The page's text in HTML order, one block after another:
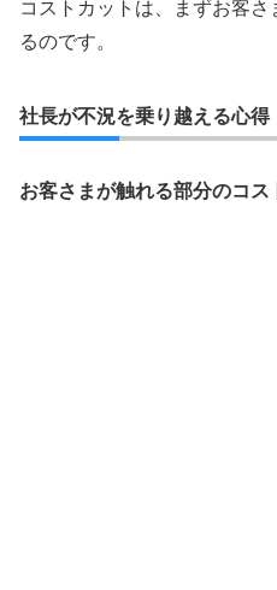
コストカットは、まずお客
るのです。
社長が不況を乗り越える心得
お客さまが触れる部分のコス